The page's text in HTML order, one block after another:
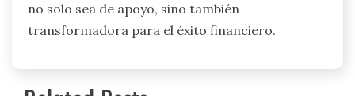
no solo sea de apoyo, sino también
transformadora para el éxito financiero.